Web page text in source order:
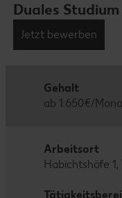
Duales
Jetzt bewerben
Gehalt
ab 1.650€/
Arbeitsort
Habichtshöfe 1,